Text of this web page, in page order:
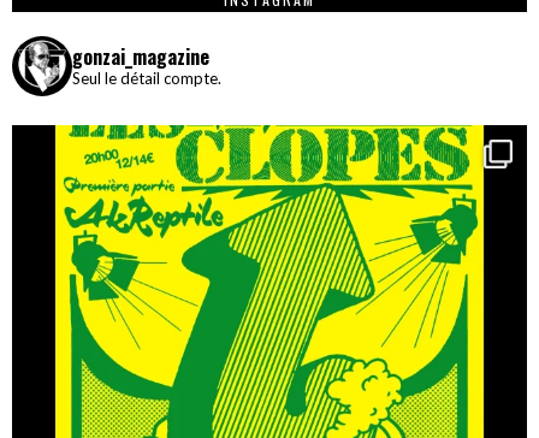
gonzai_magazine
Seul le détail compte.